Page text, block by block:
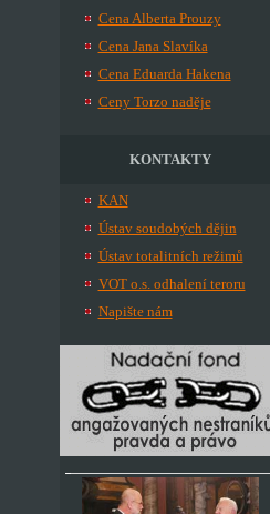
Cena Alberta Prouzy
Cena Jana Slavíka
Cena Eduarda Hakena
Ceny Torzo naděje
KONTAKTY
KAN
Ústav soudobých dějin
Ústav totalitních režimů
VOT o.s. odhalení teroru
Napište nám